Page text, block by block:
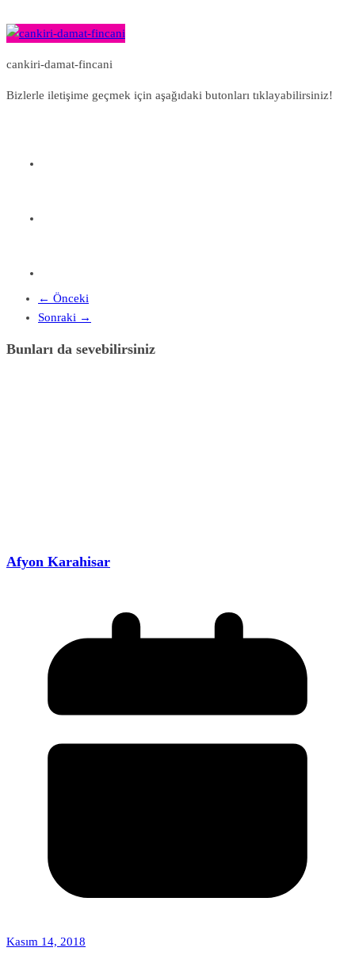
cankiri-damat-fincani
Bizlerle iletişime geçmek için aşağıdaki butonları tıklayabilirsiniz!
← Önceki
Sonraki →
Bunları da sevebilirsiniz
Afyon Karahisar
Kasım 14, 2018